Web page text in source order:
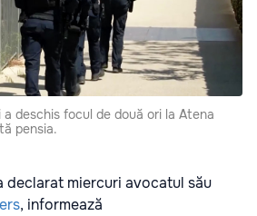
deschis focul de două ori la Atena
pensia.
declarat miercuri avocatul său
, informează